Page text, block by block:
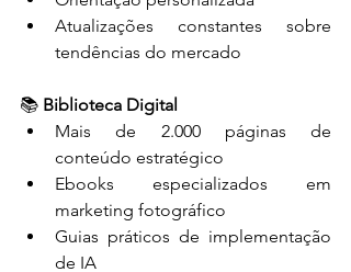
Atualizações constantes sobre
tendências do mercado
📚 Biblioteca Digital
Mais de 2.000 páginas de
conteúdo estratégico
Ebooks especializados em
marketing fotográfico
Guias práticos de implementação
de IA